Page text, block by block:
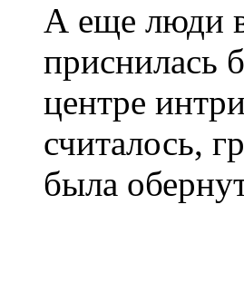
А еще люди
приснилась
центре
считалось,
была